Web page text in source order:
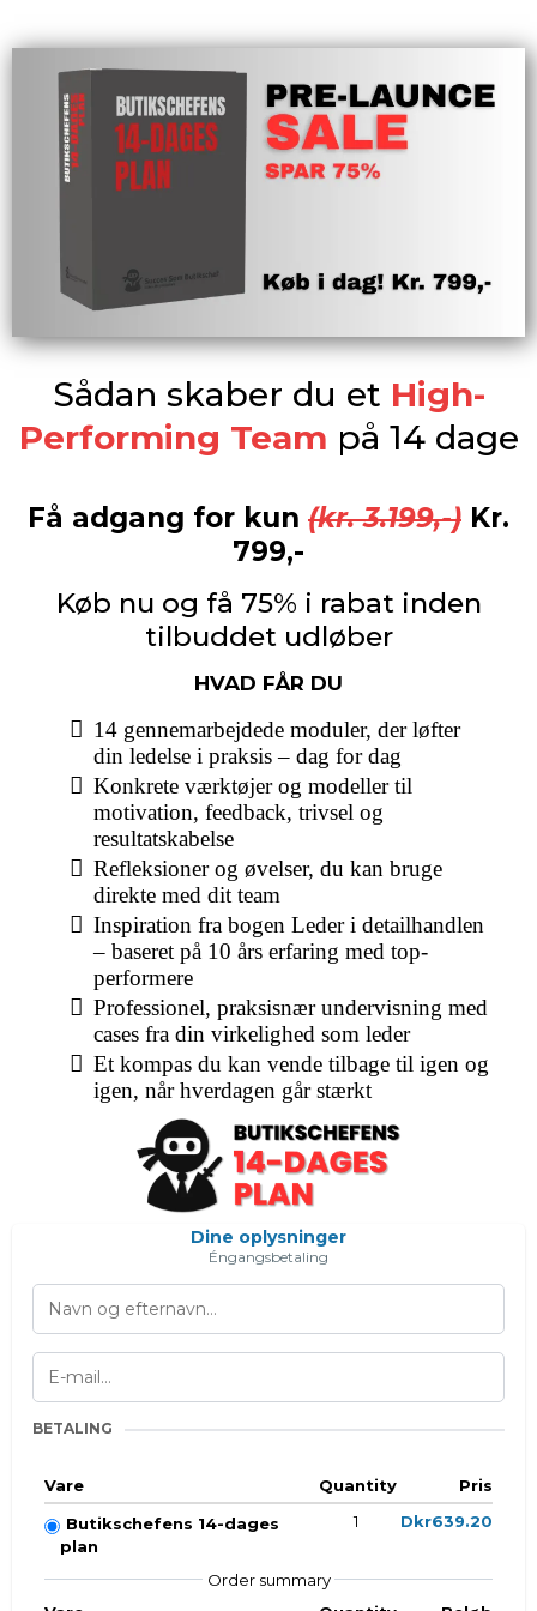
Sådan skaber du et High-
Performing Team på 14 dage
Få adgang for kun (kr. 3.199,-) Kr.
799,-
Køb nu og få 75% i rabat inden
tilbuddet udløber
HVAD FÅR DU
14 gennemarbejdede moduler, der løfter
din ledelse i praksis – dag for dag
Konkrete værktøjer og modeller til
motivation, feedback, trivsel og
resultatskabelse
Refleksioner og øvelser, du kan bruge
direkte med dit team
Inspiration fra bogen Leder i detailhandlen
– baseret på 10 års erfaring med top-
performere
Professionel, praksisnær undervisning med
cases fra din virkelighed som leder
Et kompas du kan vende tilbage til igen og
igen, når hverdagen går stærkt
Dine oplysninger
Éngangsbetaling
BETALING
Vare Quantity
Pris
Butikschefens 14-dages
plan
1 Dkr639.20
Order summary